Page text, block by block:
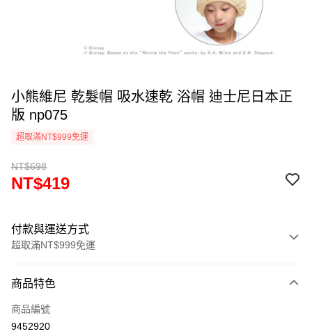
小熊維尼 乾髮帽 吸水速乾 浴帽 迪士尼日本正
版 np075
超取滿NT$999免運
NT$698
NT$419
付款與運送方式
超取滿NT$999免運
信用卡一次付款
信用卡分期付款
商品特色
商品編號
9452920